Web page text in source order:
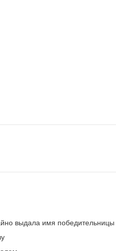
выдала имя победительницы